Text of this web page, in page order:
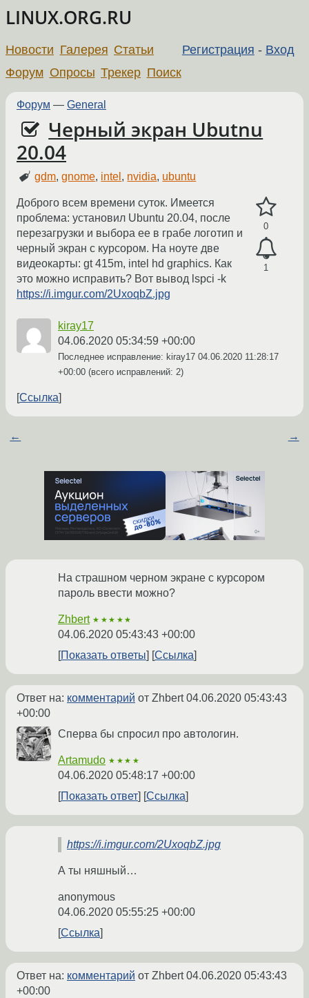
LINUX.ORG.RU
Регистрация - Вход
Новости Галерея Статьи
Форум Опросы Трекер Поиск
Форум — General
Черный экран Ubutnu
20.04
gdm,gnome, intel , nvidia, ubuntu
0
1
Доброго всем времени суток. Имеется
проблема: установил Ubuntu 20.04, после
перезагрузки и выбора ее в грабе логотип и
черный экран с курсором. На ноуте две
видеокарты: gt 415m, intel hd graphics. Как
это можно исправить? Вот вывод lspci -k
https://i.imgur.com/2UxoqbZ.jpg
kiray17
04.06.2020 05:34:59 +00:00
Последнее исправление: kiray17 04.06.2020 11:28:17
+00:00 (всего исправлений: 2)
Ссылка
← →
На страшном черном экране с курсором
пароль ввести можно?
Zhbert ★★★★★
04.06.2020 05:43:43 +00:00
Показать ответы
Ссылка
Ответ на: комментарий от Zhbert04.06.2020 05:43:43
+00:00
Сперва бы спросил про автологин.
Artamudo ★★★★
04.06.2020 05:48:17 +00:00
Показать ответ
Ссылка
https://i.imgur.com/2UxoqbZ.jpg
А ты няшный…
anonymous
04.06.2020 05:55:25 +00:00
Ссылка
Ответ на: комментарий от Zhbert04.06.2020 05:43:43
+00:00